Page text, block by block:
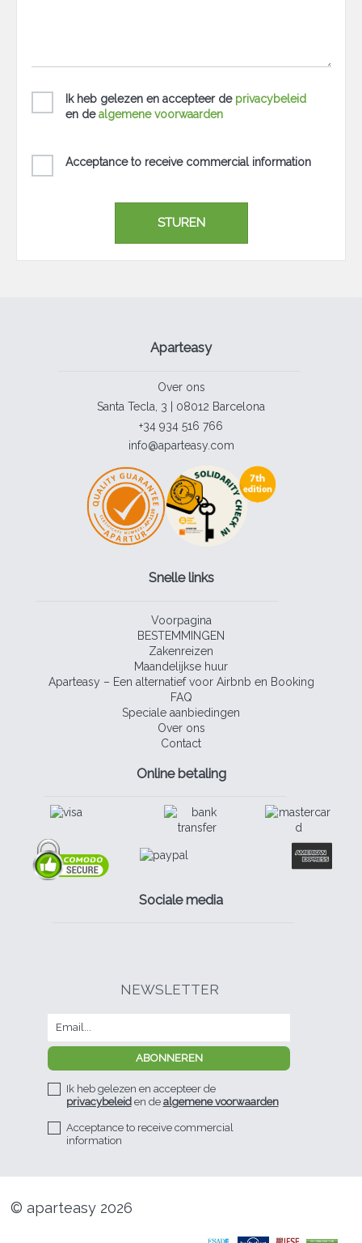
Ik heb gelezen en accepteer de privacybeleid
en dealgemene voorwaarden
Acceptance to receive commercial information
Aparteasy
Over ons
Santa Tecla, 3 | 08012 Barcelona
+34 934 516 766
info@aparteasy.com
Snelle links
Voorpagina
BESTEMMINGEN
Zakenreizen
Maandelijkse huur
Aparteasy – Een alternatief voor Airbnb en Booking
FAQ
Speciale aanbiedingen
Over ons
Contact
Online betaling
Sociale media
NEWSLETTER
Ik heb gelezen en accepteer de
privacybeleiden de algemene voorwaarden
Acceptance to receive commercial
information
© aparteasy 2026